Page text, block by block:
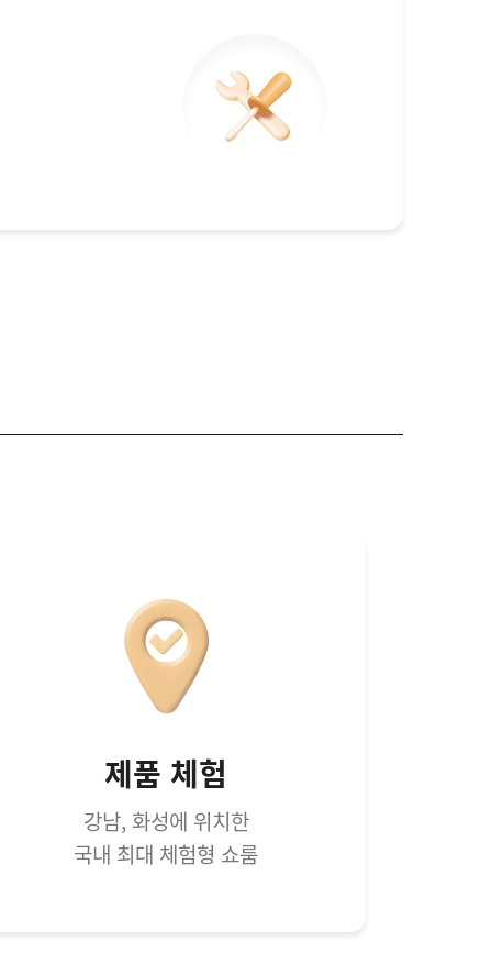
제품 체험
강남, 화성에 위치한
국내 최대 체험형 쇼룸